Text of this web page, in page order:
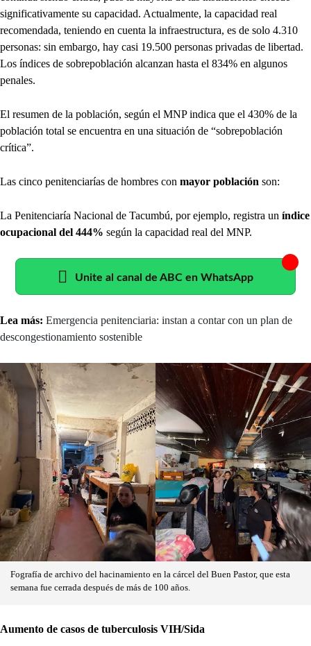
significativamente su capacidad. Actualmente, la capacidad real
recomendada, teniendo en cuenta la infraestructura, es de solo 4.310
personas: sin embargo, hay casi 19.500 personas privadas de libertad.
Los índices de sobrepoblación alcanzan hasta el 834% en algunos
penales.
El resumen de la población, según el MNP indica que el 430% de la
población total se encuentra en una situación de “sobrepoblación
crítica”.
Las cinco penitenciarías de hombres con mayor población son:
La Penitenciaría Nacional de Tacumbú, por ejemplo, registra un índice
ocupacional del 444% según la capacidad real del MNP.
Unite al canal de ABC en WhatsApp
Lea más: Emergencia penitenciaria: instan a contar con un plan de
descongestionamiento sostenible
Fografía de archivo del hacinamiento en la cárcel del Buen Pastor, que esta
semana fue cerrada después de más de 100 años.
Aumento de casos de tuberculosis VIH/Sida